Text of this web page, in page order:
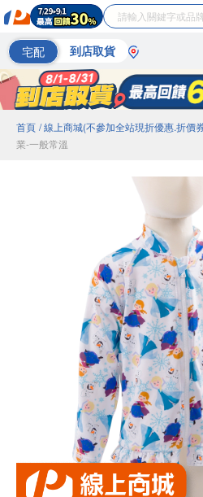
宅配 到店取貨
首頁 / 線上商城(不參加全站現折優惠.折價
業-一般常溫